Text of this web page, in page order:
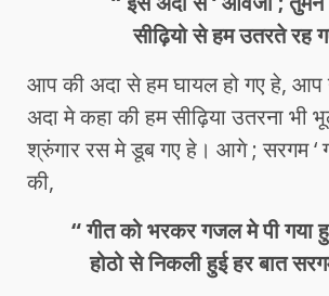
सीढ़ियो से हम उतरते रह
आप की अदा से हम घायल हो गए हे, आप
अदा मे कहा की हम सीढ़िया उतरना भी
श्रुंगार रस मे डूब गए हे। आगे ; सरगम
की,
“ गीत को भरकर गजल मे पी गया
होठो से निकली हुई हर बात